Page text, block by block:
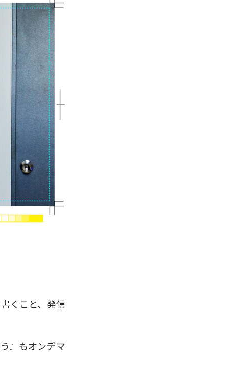
くこと、発信
』もオンデマ